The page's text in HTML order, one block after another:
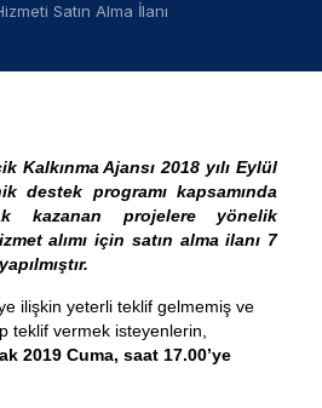
Satın Alma İlanı
Kalkınma Ajansı 2018 yılı Eylül
destek programı kapsamında
kazanan projelere yönelik
alımı için satın alma ilanı 7
ilişkin yeterli teklif gelmemiş ve
teklif vermek isteyenlerin,
2019 Cuma, saat 17.00’ye